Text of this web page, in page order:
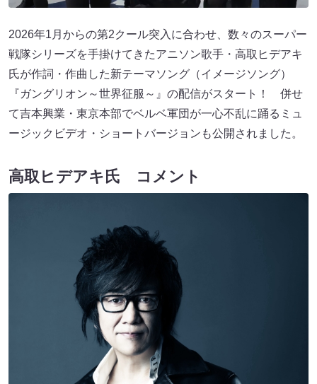
2026年1月からの第2クール突入に合わせ、数々のスーパー
戦隊シリーズを手掛けてきたアニソン歌手・高取ヒデアキ
氏が作詞・作曲した新テーマソング（イメージソング）
『ガングリオン～世界征服～』の配信がスタート！ 併せ
て吉本興業・東京本部でベルベ軍団が一心不乱に踊るミュ
ージックビデオ・ショートバージョンも公開されました。
高取ヒデアキ氏 コメント